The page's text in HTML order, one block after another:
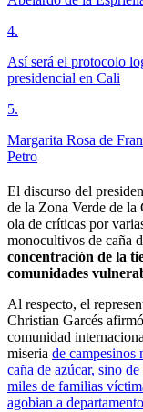
4.
Así será el protocolo
presidencial en Cali
5.
Margarita Rosa de
Petro
El discurso del
de la Zona Verde de
ola de críticas por
monocultivos de caña
concentración de la
comunidades
Al respecto, el
Christian Garcés
comunidad
miseria de
caña de azúcar, sino
miles de familias
agobian a